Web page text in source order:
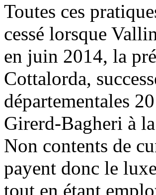
Toutes ces
cessé lorsque
en juin 2014, la
Cottalorda,
départementales
Girerd-Bagheri à
Non contents de
payent donc le
tout en étant